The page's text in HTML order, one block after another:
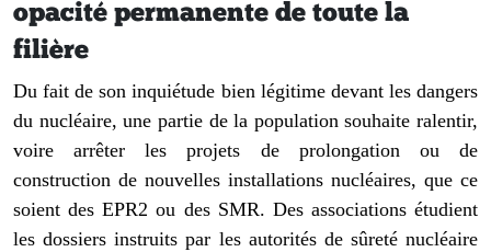
opacité permanente de toute la
filière
Du fait de son inquiétude bien légitime devant les dangers
du nucléaire, une partie de la population souhaite ralentir,
voire arrêter les projets de prolongation ou de
construction de nouvelles installations nucléaires, que ce
soient des EPR2 ou des SMR. Des associations étudient
les dossiers instruits par les autorités de sûreté nucléaire